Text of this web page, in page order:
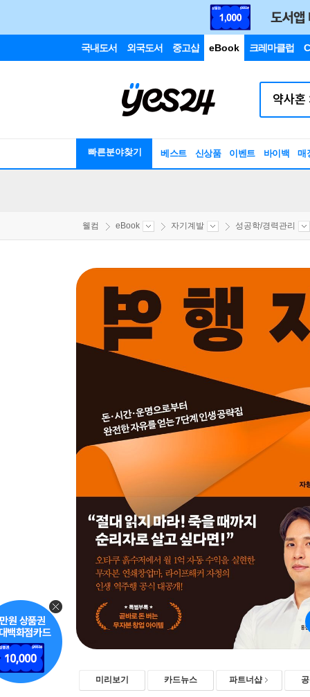
국내도서 외국도서 중고샵 eBook 크레마클럽
빠른분야찾기 베스트 신상품 이벤트 바이백 매
웰컴 eBook 자기계발 성공학/경력관리
미리보기 카드뉴스 파트너샵